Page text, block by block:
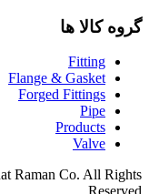
گروه کالا ها
Fitting
Flange & Gasket
Forged Fittings
Pipe
Products
Valve
Raman Co. All Rights